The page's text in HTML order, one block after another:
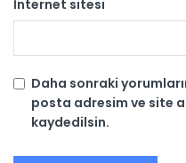
İnternet sitesi
Daha sonraki
posta adresim ve site
kaydedilsin.